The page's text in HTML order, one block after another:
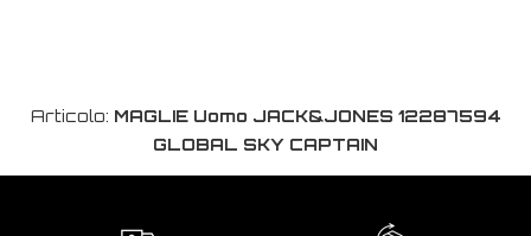
Articolo: MAGLIE Uomo JACK&JONES 12287594
GLOBAL SKY CAPTAIN